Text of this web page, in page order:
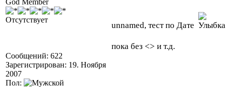
God Member
Отсутствует
Сообщений: 622
Зарегистрирован: 19. Ноября
2007
Пол:
unnamed, тест по Дате
пока без <> и т.д.